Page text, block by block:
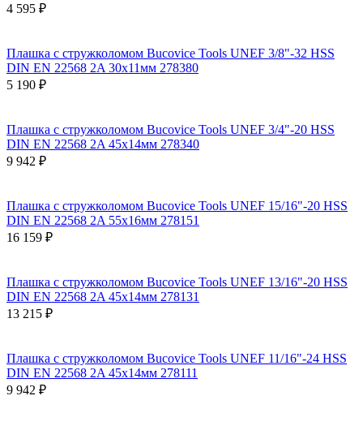
4 595 ₽
Плашка с стружколомом Bucovice Tools UNEF 3/8"-32 HSS
DIN EN 22568 2A 30x11мм 278380
5 190 ₽
Плашка с стружколомом Bucovice Tools UNEF 3/4"-20 HSS
DIN EN 22568 2A 45x14мм 278340
9 942 ₽
Плашка с стружколомом Bucovice Tools UNEF 15/16"-20 HSS
DIN EN 22568 2A 55x16мм 278151
16 159 ₽
Плашка с стружколомом Bucovice Tools UNEF 13/16"-20 HSS
DIN EN 22568 2A 45x14мм 278131
13 215 ₽
Плашка с стружколомом Bucovice Tools UNEF 11/16"-24 HSS
DIN EN 22568 2A 45x14мм 278111
9 942 ₽